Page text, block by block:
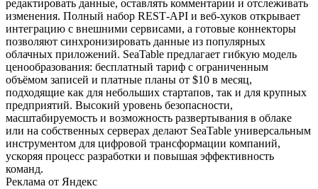
редактировать данные, оставлять комментарии и отслеживать
изменения. Полный набор REST‑API и веб‑хуков открывает
интеграцию с внешними сервисами, а готовые коннекторы
позволяют синхронизировать данные из популярных
облачных приложений. SeaTable предлагает гибкую модель
ценообразования: бесплатный тариф с ограниченным
объёмом записей и платные планы от $10 в месяц,
подходящие как для небольших стартапов, так и для крупных
предприятий. Высокий уровень безопасности,
масштабируемость и возможность развертывания в облаке
или на собственных серверах делают SeaTable универсальным
инструментом для цифровой трансформации компаний,
ускоряя процесс разработки и повышая эффективность
команд.
Реклама от Яндекс